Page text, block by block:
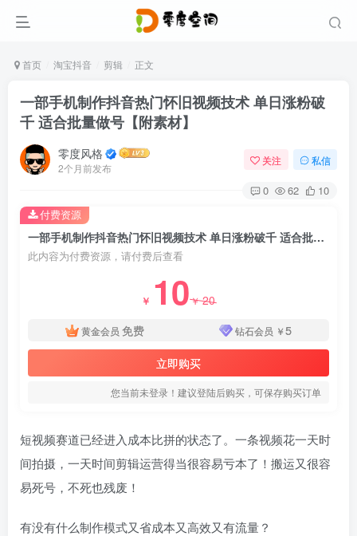
首页 淘宝抖音 剪辑 正文
一部手机制作抖音热门怀旧视频技术 单日涨粉破
千 适合批量做号【附素材】
零度风格
2个月前发布
关注 私信
0 62 10
一部手机制作抖音热门怀旧视频技术 单日涨粉破千 适合批量做号【附素材】
此内容为付费资源，请付费后查看
￥ 10￥20
黄金会员 免费 钻石会员 ￥5
立即购买
您当前未登录！建议登陆后购买，可保存购买订单
付费资源
短视频赛道已经进入成本比拼的状态了。一条视频花一天时
间拍摄，一天时间剪辑运营得当很容易亏本了！搬运又很容
易死号，不死也残废！
有没有什么制作模式又省成本又高效又有流量？